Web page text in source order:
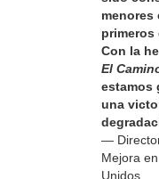
menores
primeros
Con la
El
estamos
una
—
Mejora
Unidos